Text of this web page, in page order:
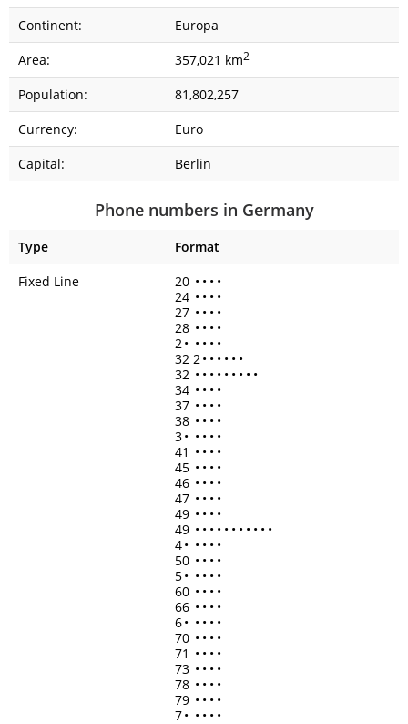
Continent:
Europa
Area:
357,021 km2
Population:
81,802,257
Currency:
Euro
Capital:
Berlin
Phone numbers in Germany
Type
Format
Fixed Line
20 • • • •
24 • • • •
27 • • • •
28 • • • •
2• • • • •
32 2• • • • • •
32 • • • • • • • • •
34 • • • •
37 • • • •
38 • • • •
3• • • • •
41 • • • •
45 • • • •
46 • • • •
47 • • • •
49 • • • •
49 • • • • • • • • • • •
4• • • • •
50 • • • •
5• • • • •
60 • • • •
66 • • • •
6• • • • •
70 • • • •
71 • • • •
73 • • • •
78 • • • •
79 • • • •
7• • • • •